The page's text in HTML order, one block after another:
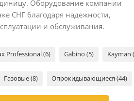
Оборудование компании
СНГ благодаря надежности,
и обслуживания.
Professional (6) Gabino (5) Kayman
Газовые (8) Опрокидывающиеся (44)